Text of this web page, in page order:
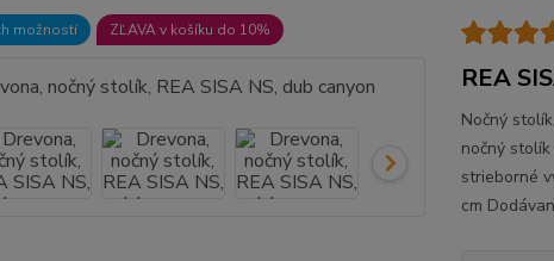
možností ZĽAVA v košíku do 10%
REA
Nočný
nočný
strieborné
cm